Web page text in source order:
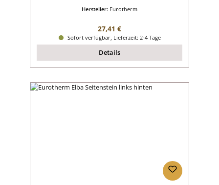
Hersteller: Eurotherm
Regulärer Preis:
27,41 €
Sofort verfügbar, Lieferzeit: 2-4 Tage
Details